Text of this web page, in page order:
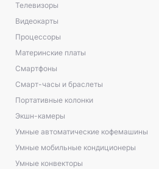
Телевизоры
Видеокарты
Процессоры
Материнские платы
Смартфоны
Смарт-часы и браслеты
Портативные колонки
Экшн-камеры
Умные автоматические кофемашины
Умные мобильные кондиционеры
Умные конвекторы